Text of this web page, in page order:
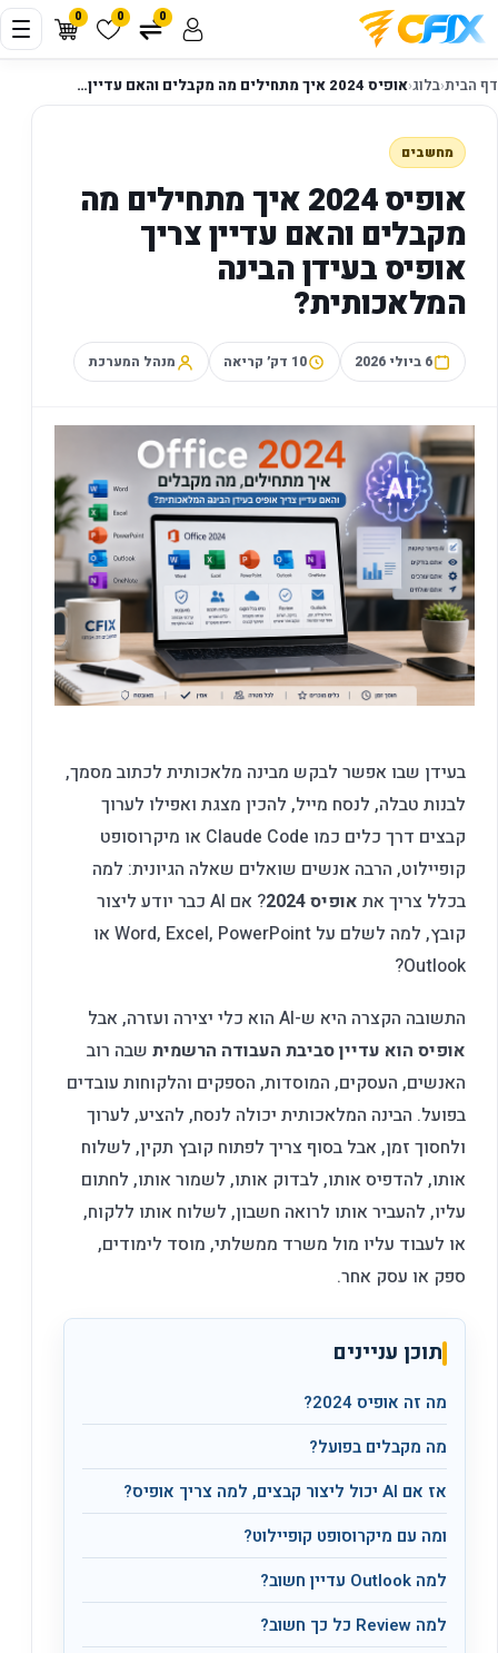
0 0 0
דף הבית‹בלוג‹אופיס 2024 איך מתחילים מה מקבלים והאם עדיין…
מחשבים
אופיס 2024 איך מתחילים מה
מקבלים והאם עדיין צריך
אופיס בעידן הבינה
המלאכותית?
6 ביולי 2026 10 דק׳ קריאה מנהל המערכת
בעידן שבו אפשר לבקש מבינה מלאכותית לכתוב מסמך,
לבנות טבלה, לנסח מייל, להכין מצגת ואפילו לערוך
קבצים דרך כלים כמו Claude Code או מיקרוסופט
קופיילוט, הרבה אנשים שואלים שאלה הגיונית: למה
בכלל צריך את אופיס 2024
? אם AI כבר יודע ליצור
קובץ, למה לשלם על Word, Excel, PowerPoint או
Outlook?
התשובה הקצרה היא ש-AI הוא כלי יצירה ועזרה, אבל
אופיס הוא עדיין סביבת העבודה הרשמית שבה רוב
האנשים, העסקים, המוסדות, הספקים והלקוחות עובדים
בפועל. הבינה המלאכותית יכולה לנסח, להציע, לערוך
ולחסוך זמן, אבל בסוף צריך לפתוח קובץ תקין, לשלוח
אותו, להדפיס אותו, לבדוק אותו, לשמור אותו, לחתום
עליו, להעביר אותו לרואה חשבון, לשלוח אותו ללקוח,
או לעבוד עליו מול משרד ממשלתי, מוסד לימודים,
ספק או עסק אחר.
תוכן עניינים
מה זה אופיס 2024?
מה מקבלים בפועל?
אז אם AI יכול ליצור קבצים, למה צריך אופיס?
ומה עם מיקרוסופט קופיילוט?
למה Outlook עדיין חשוב?
למה Review כל כך חשוב?